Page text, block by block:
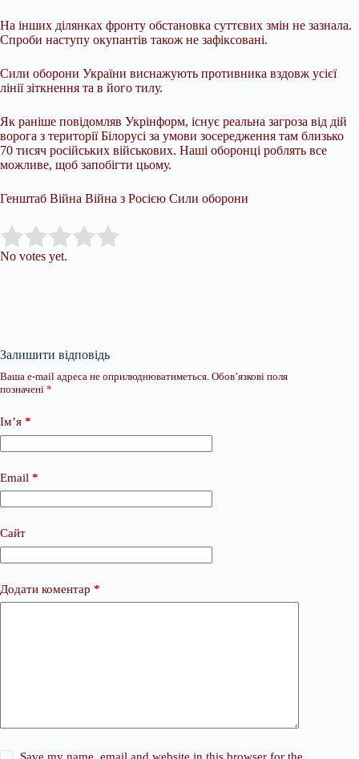
На інших ділянках фронту обстановка суттєвих змін не зазнала.
Спроби наступу окупантів також не зафіксовані.
Сили оборони України виснажують противника вздовж усієї
лінії зіткнення та в його тилу.
Як раніше повідомляв Укрінформ, існує реальна загроза від дій
ворога з території Білорусі за умови зосередження там близько
70 тисяч російських військових. Наші оборонці роблять все
можливе, щоб запобігти цьому.
Генштаб Війна Війна з Росією Сили оборони
Rate this item:
No votes yet.
Залишити відповідь
Ваша e-mail адреса не оприлюднюватиметься. Обов’язкові поля
позначені *
Ім’я *
Email *
Сайт
Додати коментар *